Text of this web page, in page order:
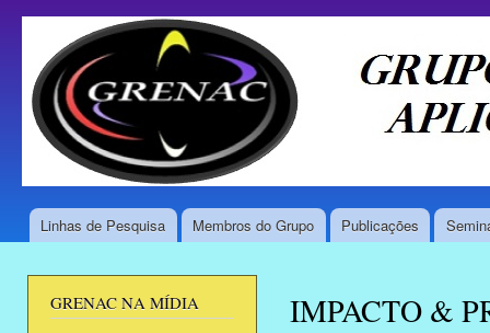
GRENAC
Grupo de
Reações
Nucleares,
Aplicações
Computação
Menu principal
Linhas de Pesquisa Membros do Grupo Publicações
GRENAC NA MÍDIA IMPACTO &